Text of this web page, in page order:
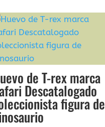
de T-rex marca
Descatalogado
figura de